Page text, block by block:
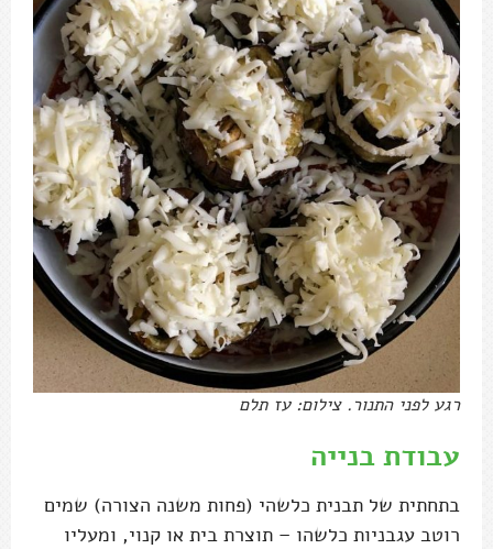
רגע לפני התנור. צילום: עז תלם
עבודת בנייה
בתחתית של תבנית כלשהי (פחות משנה הצורה) שמים
רוטב עגבניות כלשהו – תוצרת בית או קנוי, ומעליו